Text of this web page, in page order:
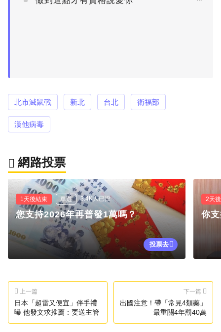
北市滅鼠戰 新北 台北 衛福部
漢他病毒
網路投票
1天後結束 單選 3.4K人已投
您支持2026年再普發1萬嗎？
投票去
2天
你
上一篇
日本「超雷又便宜」伴手禮
曝 他發文求推薦：要送主管
下一篇
出國注意！帶「常見4類藥」
最重關4年罰40萬